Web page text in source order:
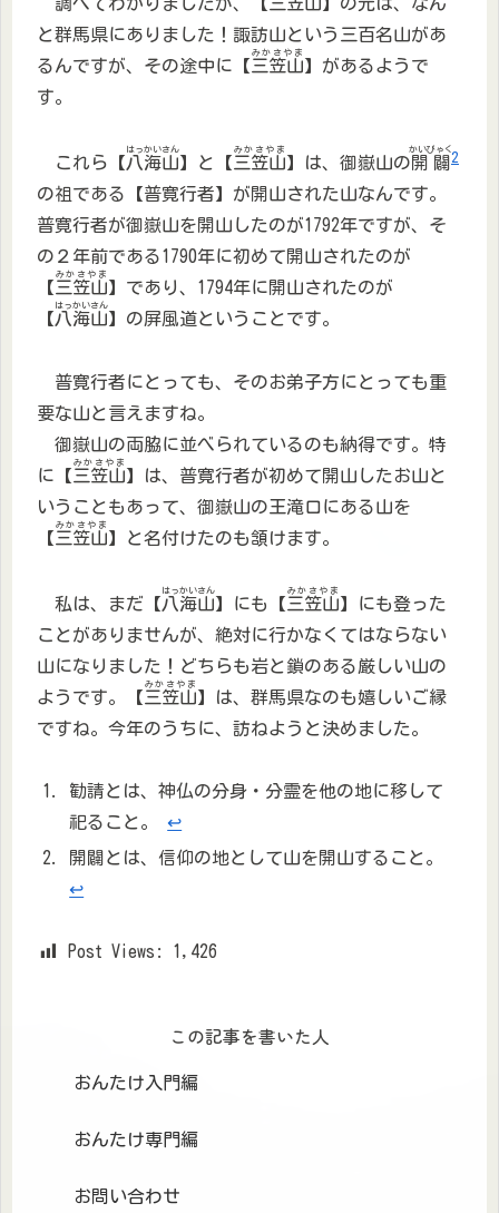
調べてわかりましたが、【 三笠山 】の元は、なん
と群馬県にありました！諏訪山という三百名山があ
るんですが、その途中に【 三笠山
みかさやま
】があるようで
す。
これら【 八海山
はっかいさん
】と【 三笠山
みかさやま
】は、御嶽山の開闢
かいびゃく2
の祖である【普寛行者】が開山された山なんです。
普寛行者が御嶽山を開山したのが1792年ですが、そ
の２年前である1790年に初めて開山されたのが
【 三笠山
みかさやま
】であり、1794年に開山されたのが
【 八海山
はっかいさん
】の屏風道ということです。
普寛行者にとっても、そのお弟子方にとっても重
要な山と言えますね。
御嶽山の両脇に並べられているのも納得です。特
に【 三笠山
みかさやま
】は、普寛行者が初めて開山したお山と
いうこともあって、御嶽山の王滝口にある山を
【 三笠山
みかさやま
】と名付けたのも頷けます。
私は、まだ【 八海山
はっかいさん
】にも【 三笠山
みかさやま
】にも登った
ことがありませんが、絶対に行かなくてはならない
山になりました！どちらも岩と鎖のある厳しい山の
ようです。【 三笠山
みかさやま
】は、群馬県なのも嬉しいご縁
ですね。今年のうちに、訪ねようと決めました。
勧請とは、神仏の分身・分霊を他の地に移して
祀ること。↩︎
開闢とは、信仰の地として山を開山すること。
↩︎
Post Views: 1,426
この記事を書いた人
おんたけ入門編
おんたけ専門編
お問い合わせ